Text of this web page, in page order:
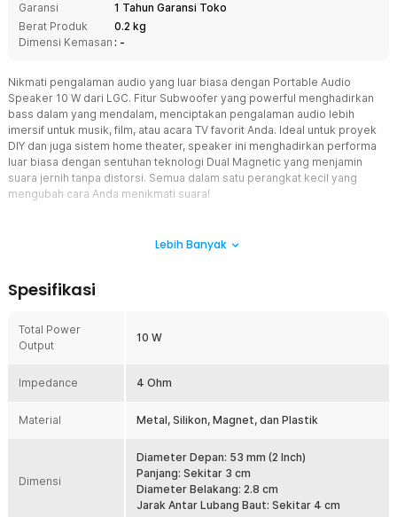
Garansi
1 Tahun Garansi Toko
Berat Produk
0.2 kg
Dimensi Kemasan : -
Nikmati pengalaman audio yang luar biasa dengan Portable Audio
Speaker 10 W dari LGC. Fitur Subwoofer yang powerful menghadirkan
bass dalam yang mendalam, menciptakan pengalaman audio lebih
imersif untuk musik, film, atau acara TV favorit Anda. Ideal untuk proyek
DIY dan juga sistem home theater, speaker ini menghadirkan performa
luar biasa dengan sentuhan teknologi Dual Magnetic yang menjamin
suara jernih tanpa distorsi. Semua dalam satu perangkat kecil yang
mengubah cara Anda menikmati suara!
Speaker Subwoofer 10 W. Meskipun ukurannya hanya 2 Inch,
tinggi yang jelas, menjadikannya pilihan sempurna untuk sistem
home theater atau penggunaan pribadi.
Dilengkapi dengan teknologi Dual Magnetic, speaker ini
bahkan pada volume tinggi. Dengan dua magnet yang mendukung
performa audio, speaker ini menawarkan kualitas suara yang lebih
mendengarkan Anda akan semakin mendalam, memberikan kesan
audio yang realistis dan memuaskan.
Solusi Sempurna untuk Proyek DIY Audio
Lebih Banyak
Spesifikasi
Total Power
Output
10 W
Impedance 4 Ohm
Material Metal, Silikon, Magnet, dan Plastik
Dimensi
Diameter Depan: 53 mm (2 Inch)
Panjang: Sekitar 3 cm
Diameter Belakang: 2.8 cm
Jarak Antar Lubang Baut: Sekitar 4 cm